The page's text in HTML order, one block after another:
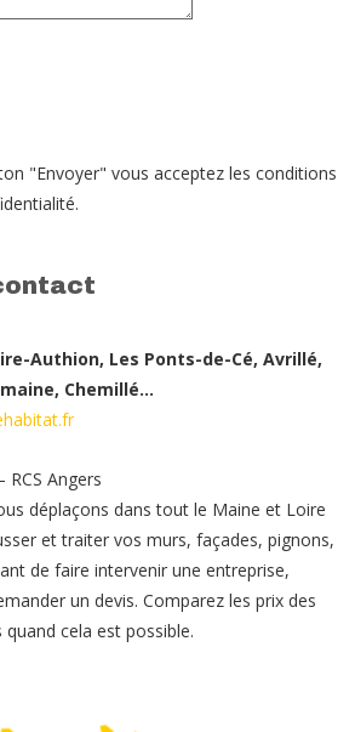
"Envoyer" vous acceptez les conditions
Authion, Les Ponts-de-Cé, Avrillé,
Chemillé…
RCS Angers
déplaçons dans tout le Maine et Loire
et traiter vos murs, façades, pignons,
de faire intervenir une entreprise,
un devis. Comparez les prix des
cela est possible.